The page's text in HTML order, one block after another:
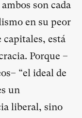
son cada
en su peor
está
Porque –
“el ideal de
un
liberal, sino